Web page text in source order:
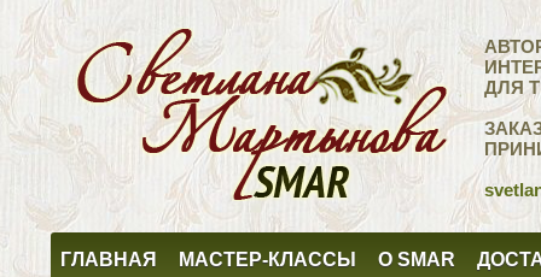
ДЛЯ
ГЛАВНАЯ МАСТЕР-КЛАССЫ О SMAR